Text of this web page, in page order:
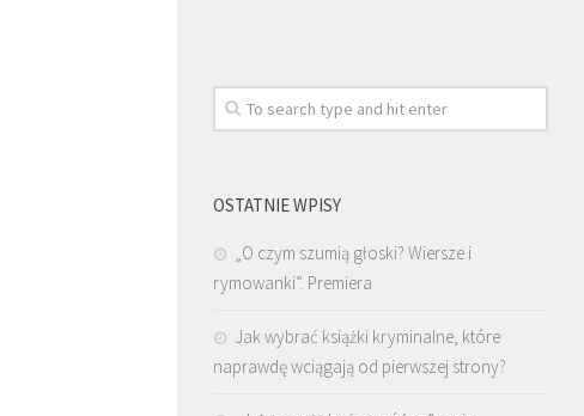
OSTATNIE WPISY
„O czym szumią głoski? Wiersze i
rymowanki”. Premiera
Jak wybrać książki kryminalne, które
naprawdę wciągają od pierwszej strony?